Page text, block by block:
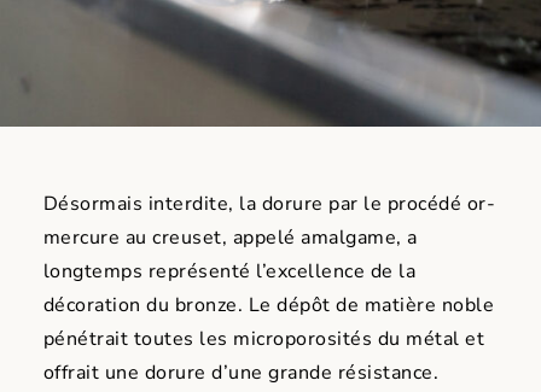
Désormais interdite, la dorure par le procédé or-
mercure au creuset, appelé amalgame, a
longtemps représenté l’excellence de la
décoration du bronze. Le dépôt de matière noble
pénétrait toutes les microporosités du métal et
offrait une dorure d’une grande résistance.